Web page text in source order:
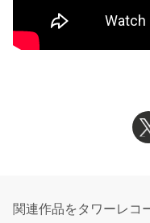
関連作品をタワーレコ